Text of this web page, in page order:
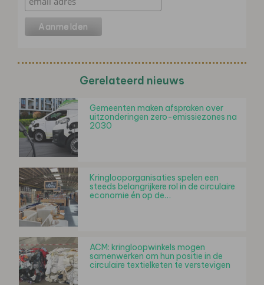
Gerelateerd nieuws
Gemeenten maken afspraken over
uitzonderingen zero-emissiezones na
2030
Kringlooporganisaties spelen een
steeds belangrijkere rol in de circulaire
economie én op de…
ACM: kringloopwinkels mogen
samenwerken om hun positie in de
circulaire textielketen te verstevigen